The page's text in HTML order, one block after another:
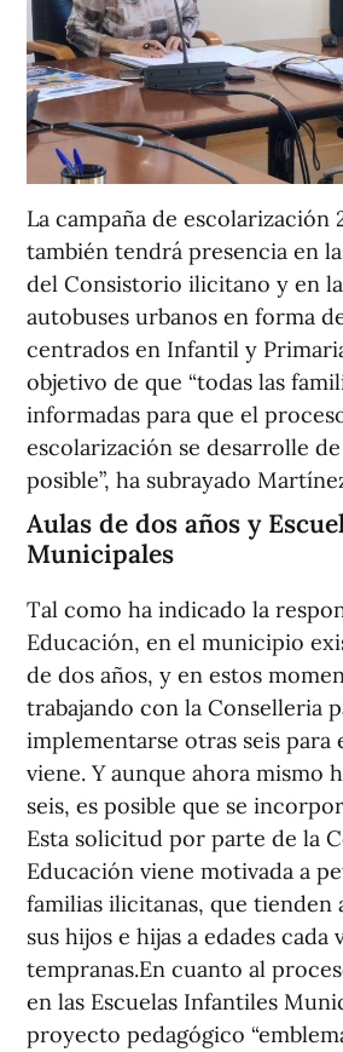
La campaña de escolarización
también tendrá presencia en
del Consistorio ilicitano y en
autobuses urbanos en forma
centrados en Infantil y
objetivo de que “todas las
informadas para que el
escolarización se desarrolle
posible”, ha subrayado
Aulas de dos años y
Municipales
Tal como ha indicado la
Educación, en el municipio
de dos años, y en estos
trabajando con la Conselleria
implementarse otras seis para
viene. Y aunque ahora mismo
seis, es posible que se
Esta solicitud por parte de la
Educación viene motivada a
familias ilicitanas, que tienden
sus hijos e hijas a edades cada
tempranas.En cuanto al
en las Escuelas Infantiles
proyecto pedagógico